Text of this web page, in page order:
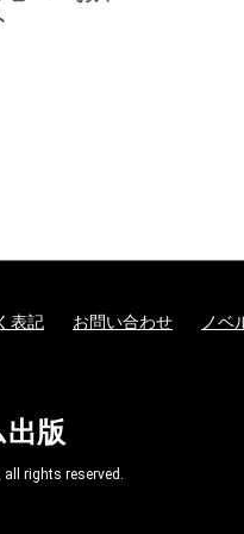
表記 お問い合わせ ノベ
版
all rights reserved.